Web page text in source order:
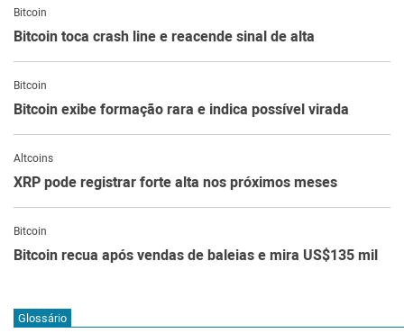
Bitcoin
Bitcoin toca crash line e reacende sinal de alta
Bitcoin
Bitcoin exibe formação rara e indica possível virada
Altcoins
XRP pode registrar forte alta nos próximos meses
Bitcoin
Bitcoin recua após vendas de baleias e mira US$135 mil
Glossário